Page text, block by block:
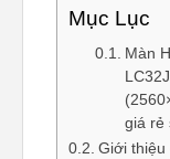
Mục Lục
Màn
giá rẻ
Giới thiệu